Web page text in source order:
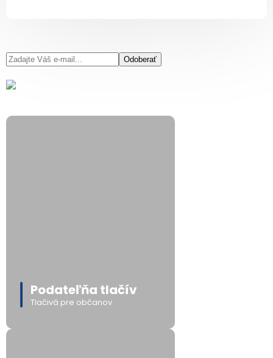
Odoberať
Podateľňa tlačív
Tlačivá pre občanov